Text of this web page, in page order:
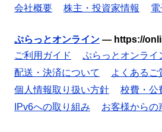
会社概要 株主・投資家情報
ぷらっとオンライン — https://
ご利用ガイド
ぷらっとオンライ
配送・決済について
よくあるご
個人情報取り扱い方針
校費・公
IPv6への取り組み
お客様からの